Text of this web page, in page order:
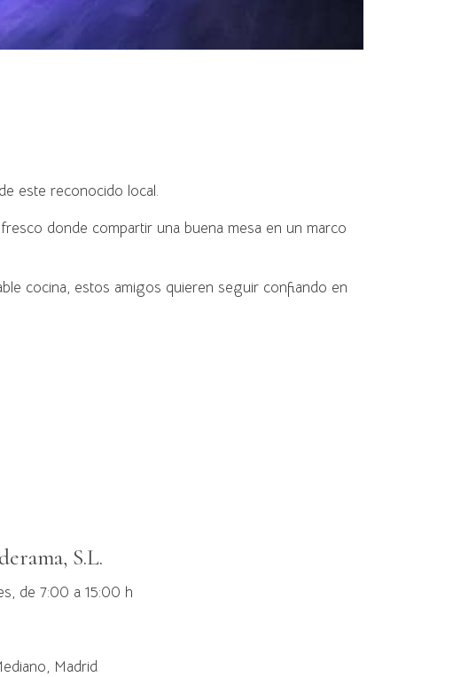
este reconocido local.
donde compartir una buena mesa en un marco
cocina, estos amigos quieren seguir confiando en
S.L.
de 7:00 a 15:00 h
Madrid